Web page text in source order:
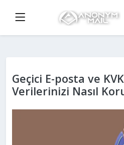
Geçici E-posta ve
Verilerinizi Nasıl